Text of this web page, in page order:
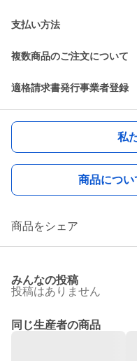
支払い方法
複数商品のご注文について
適格請求書発行事業者登録
私
商品につ
商品をシェア
みんなの投稿
投稿はありません
同じ生産者の商品